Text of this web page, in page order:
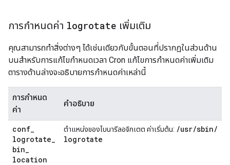
การกำหนดค่า logrotate เพิ่มเติม
คุณสามารถทำสิ่งต่างๆ ได้เช่นเดียวกับขั้นตอนที่ปรากฏในส่วนด้าน
บนสำหรับการแก้ไขกำหนดเวลา Cron แก้ไขการกำหนดค่าเพิ่มเติม
ตารางด้านล่างจะอธิบายการกำหนดค่าเหล่านี้
การกำหนด
ค่า
คำอธิบาย
conf_
logrotate_
bin_
location
ตำแหน่งของไบนารีลอจิกเตต ค่าเริ่มต้น: /usr/sbin/
logrotate